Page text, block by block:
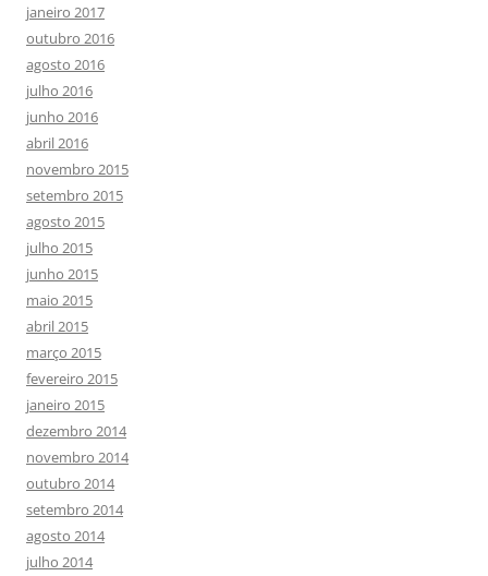
janeiro 2017
outubro 2016
agosto 2016
julho 2016
junho 2016
abril 2016
novembro 2015
setembro 2015
agosto 2015
julho 2015
junho 2015
maio 2015
abril 2015
março 2015
fevereiro 2015
janeiro 2015
dezembro 2014
novembro 2014
outubro 2014
setembro 2014
agosto 2014
julho 2014